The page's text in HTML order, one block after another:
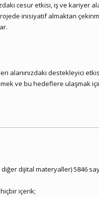
cesur etkisi, iş ve kariyer
inisiyatif almaktan
alanınızdaki destekleyici
ve bu hedeflere ulaşmak
dijital materyaller) 5846
içerik;